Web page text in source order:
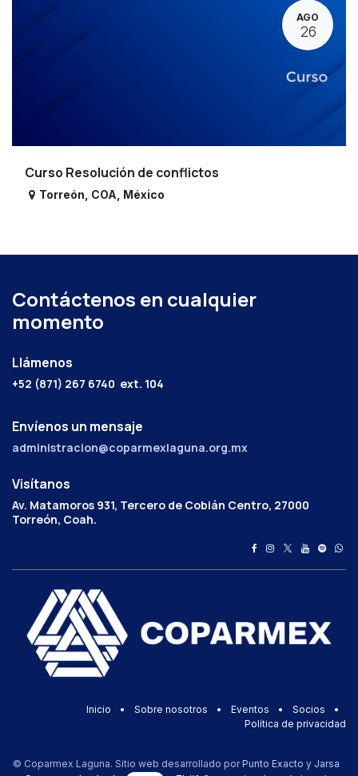
AGO
26
Curso Resolución de conflictos
Torreón COA México
Contáctenos en cualquier
momento
Llámenos
+52 (871) 267 6740 ext. 104
Envíenos un mensaje
administracion@coparmexlaguna.org.mx
Visítanos
Av. Matamoros 931, Tercero de Cobián Centro, 27000
Torreón, Coah.
Inicio • Sobre nosotros • Eventos • Socios
•
Política de privacidad
© Coparmex Laguna. Sitio web desarrollado por Punto Exacto y Jarsa